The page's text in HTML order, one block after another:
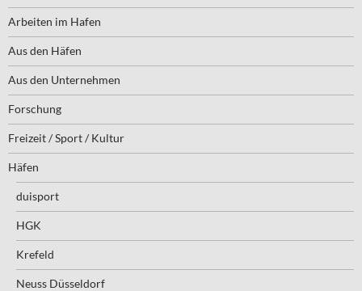
Arbeiten im Hafen
Aus den Häfen
Aus den Unternehmen
Forschung
Freizeit / Sport / Kultur
Häfen
duisport
HGK
Krefeld
Neuss Düsseldorf